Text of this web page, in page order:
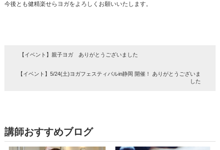
今後とも健精楽せらヨガをよろしくお願いいたします。
【イベント】親子ヨガ ありがとうございました
【イベント】5/24(土)ヨガフェスティバルin静岡 開催！ ありがとうございま
した
講師おすすめブログ